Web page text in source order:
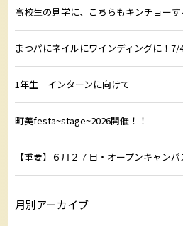
高校生の見学に、こちらもキンチョー
まつパにネイルにワインディングに！7/
1年生 インターンに向けて
町美festa~stage~2026開催！！
【重要】６月２７日・オープンキャン
月別アーカイブ